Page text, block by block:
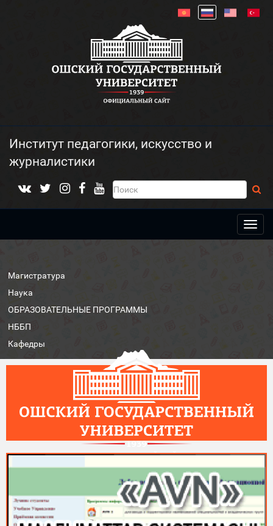
Институт педагогики, искусство и
журналистики
Магистратура
Наука
ОБРАЗОВАТЕЛЬНЫЕ ПРОГРАММЫ
НББП
Кафедры